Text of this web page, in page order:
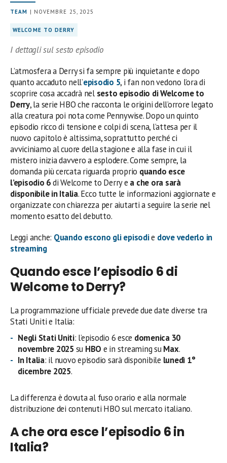
TEAM | NOVEMBRE 25, 2025
WELCOME TO DERRY
I dettagli sul sesto episodio
L’atmosfera a Derry si fa sempre più inquietante e dopo
quanto accaduto nell’episodio 5, i fan non vedono l’ora di
scoprire cosa accadrà nel sesto episodio di Welcome to
Derry, la serie HBO che racconta le origini dell’orrore legato
alla creatura poi nota come Pennywise. Dopo un quinto
episodio ricco di tensione e colpi di scena, l’attesa per il
nuovo capitolo è altissima, soprattutto perché ci
avviciniamo al cuore della stagione e alla fase in cui il
mistero inizia davvero a esplodere. Come sempre, la
domanda più cercata riguarda proprio quando esce
l’episodio 6di Welcome to Derry e a che ora sarà
disponibile in Italia. Ecco tutte le informazioni aggiornate e
organizzate con chiarezza per aiutarti a seguire la serie nel
momento esatto del debutto.
Leggi anche: Quando escono gli episodie dove vederlo in
streaming
Quando esce l’episodio 6 di
Welcome to Derry?
La programmazione ufficiale prevede due date diverse tra
Stati Uniti e Italia:
Negli Stati Uniti: l’episodio 6 esce domenica 30
novembre 2025 su HBO e in streaming suMax.
In Italia: il nuovo episodio sarà disponibile lunedì 1°
dicembre 2025.
La differenza è dovuta al fuso orario e alla normale
distribuzione dei contenuti HBO sul mercato italiano.
A che ora esce l’episodio 6 in
Italia?